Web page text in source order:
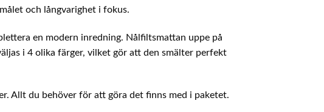
och långvarighet i fokus.
en modern inredning. Nålfiltsmattan uppe på
i 4 olika färger, vilket gör att den smälter perfekt
Allt du behöver för att göra det finns med i paketet.